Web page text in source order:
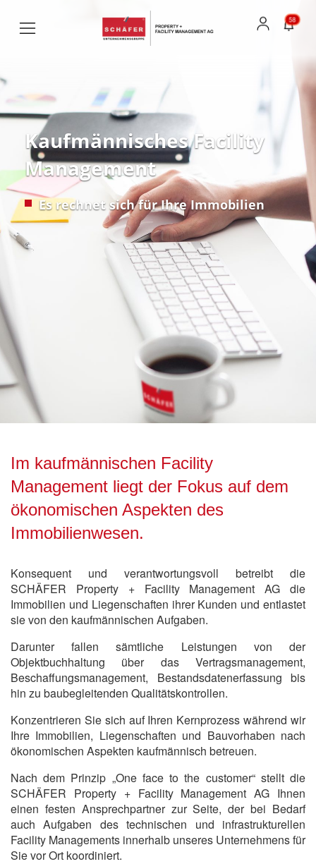
58
Kaufmännisches Facility
Management
Es rechnet sich für Ihre Immobilien
Im kaufmännischen Facility
Management liegt der Fokus auf dem
ökonomischen Aspekten des
Immobilienwesen.
Konsequent und verantwortungsvoll betreibt die
SCHÄFER Property + Facility Management AG die
Immobilien und Liegenschaften ihrer Kunden und entlastet
sie von den kaufmännischen Aufgaben.
Darunter fallen sämtliche Leistungen von der
Objektbuchhaltung über das Vertragsmanagement,
Beschaffungsmanagement, Bestandsdatenerfassung bis
hin zu baubegleitenden Qualitätskontrollen.
Konzentrieren Sie sich auf Ihren Kernprozess während wir
Ihre Immobilien, Liegenschaften und Bauvorhaben nach
ökonomischen Aspekten kaufmännisch betreuen.
Nach dem Prinzip „One face to the customer“ stellt die
SCHÄFER Property + Facility Management AG Ihnen
einen festen Ansprechpartner zur Seite, der bei Bedarf
auch Aufgaben des technischen und infrastrukturellen
Facility Managements innerhalb unseres Unternehmens für
Sie vor Ort koordiniert.